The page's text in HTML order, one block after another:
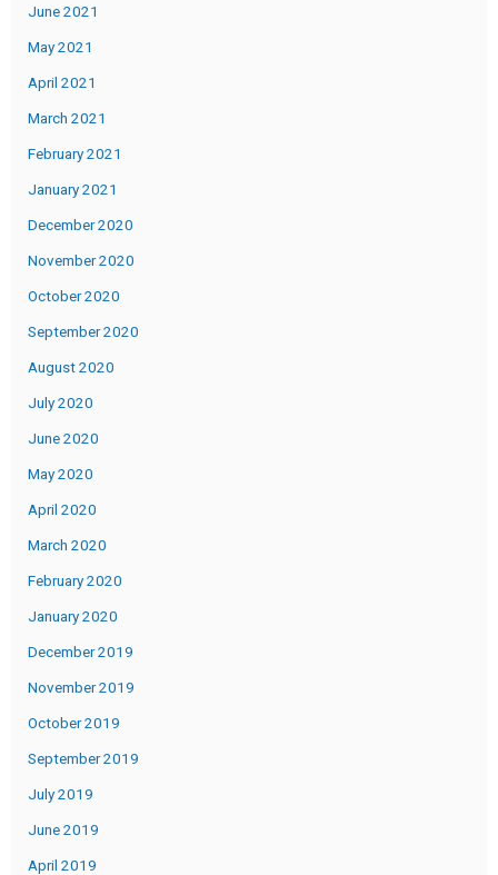
June 2021
May 2021
April 2021
March 2021
February 2021
January 2021
December 2020
November 2020
October 2020
September 2020
August 2020
July 2020
June 2020
May 2020
April 2020
March 2020
February 2020
January 2020
December 2019
November 2019
October 2019
September 2019
July 2019
June 2019
April 2019